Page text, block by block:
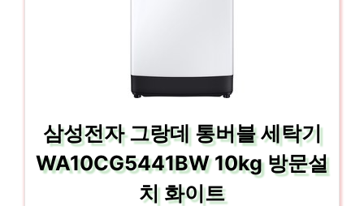
삼성전자 그랑데 통버블 세탁기
WA10CG5441BW 10kg 방문설
치 화이트